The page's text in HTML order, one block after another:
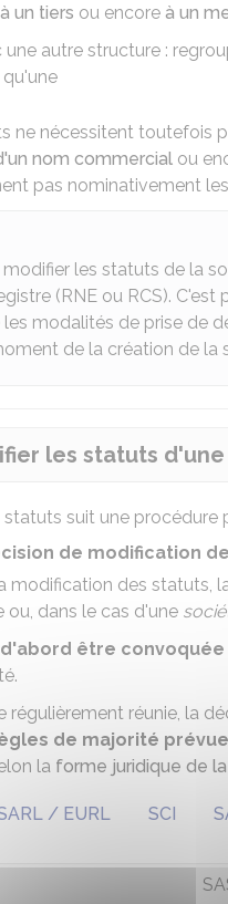
à un tiers ou encore à un
une autre structure :
ne nécessitent toutefois
nom commercial ou
pas nominativement
les statuts de la
(RNE ou RCS). C'est
modalités de prise de
de la création de la
les statuts
suit une procédure
de modification
modification des statuts,
ou, dans le cas d'une
être
régulièrement réunie, la
de majorité
la forme juridique de
/ EURL SCI